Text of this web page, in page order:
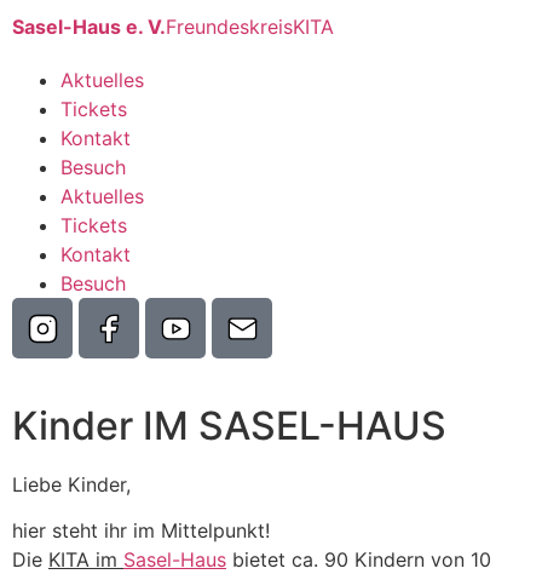
Sasel-Haus e. V.FreundeskreisKITA
Aktuelles
Tickets
Kontakt
Besuch
Aktuelles
Tickets
Kontakt
Besuch
Kinder IM SASEL-HAUS
Liebe Kinder,
hier steht ihr im Mittelpunkt!
Die KITA im Sasel-Haus bietet ca. 90 Kindern von 10